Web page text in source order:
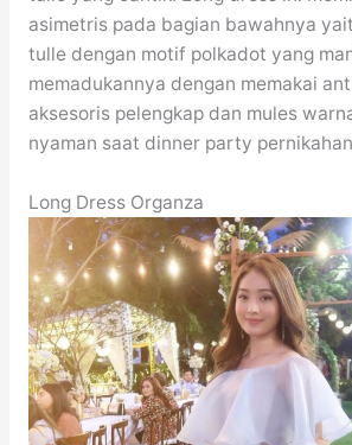
asimetris pada bagian bawahnya
tulle dengan motif polkadot yang
memadukannya dengan memakai
aksesoris pelengkap dan mules
nyaman saat dinner party
Long Dress Organza